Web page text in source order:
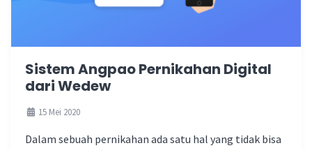
Sistem Angpao Pernikahan Digital
dari Wedew
15 Mei 2020
Dalam sebuah pernikahan ada satu hal yang tidak bisa